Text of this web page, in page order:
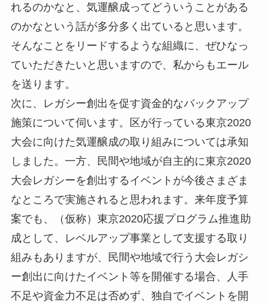
れるのかなと、気運醸成ってどういうことがある
のかなという話が多分多く出ていると思います。
そんなことをリードするような組織に、ぜひなっ
ていただきたいと思いますので、私からもエール
を送ります。
次に、レガシー創出を促す資金的なバックアップ
施策について伺います。区が行っている東京2020
大会に向けた気運醸成の取り組みについては承知
しました。一方、民間や地域が自主的に東京2020
大会レガシーを創出するイベントが今後さまざま
なところで実施されると思われます。来年度予算
案でも、（仮称）東京2020応援プログラム推進助
成として、レベルアップ事業として支援する取り
組みもありますが、民間や地域で行う大会レガシ
ー創出に向けたイベント等を開催する場合、人手
不足や資金力不足は否めず、独自でイベントを開